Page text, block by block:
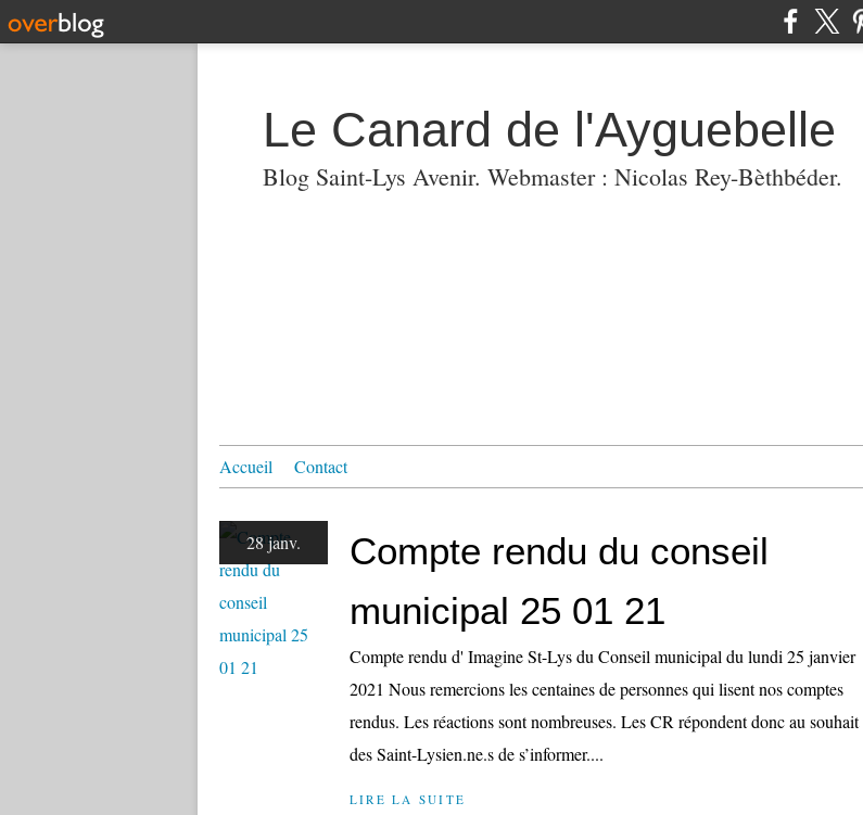
Le Canard de l'Ayguebelle
Blog Saint-Lys Avenir. Webmaster : Nicolas Rey-Bèthbéder.
Accueil Contact
28 janv.
Compte rendu du conseil
municipal 25 01 21
Compte rendu d' Imagine St-Lys du Conseil municipal du lundi 25 janvier
2021 Nous remercions les centaines de personnes qui lisent nos comptes
rendus. Les réactions sont nombreuses. Les CR répondent donc au souhait
des Saint-Lysien.ne.s de s’informer....
LIRE LA SUITE